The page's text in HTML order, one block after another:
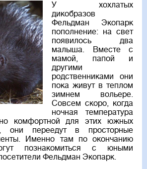
У хохлатых
дикобразов
Фельдман Экопарк
пополнение: на свет
появилось два
малыша. Вместе с
мамой, папой и
другими
родственниками они
пока живут в теплом
зимнем вольере.
Совсем скоро, когда
ночная температура
комфортной для этих южных
они переедут в просторные
Именно там по окончанию
познакомиться с юными
Фельдман Экопарк.